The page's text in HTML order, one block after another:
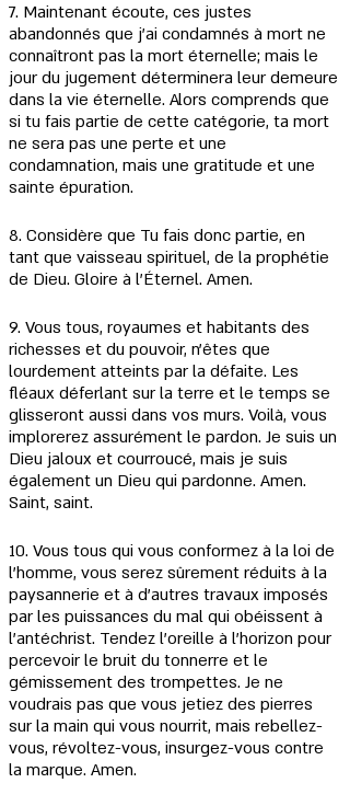
7. Maintenant écoute, ces justes
abandonnés que j'ai condamnés à mort ne
connaîtront pas la mort éternelle; mais le
jour du jugement déterminera leur demeure
dans la vie éternelle. Alors comprends que
si tu fais partie de cette catégorie, ta mort
ne sera pas une perte et une
condamnation, mais une gratitude et une
sainte épuration.
8. Considère que Tu fais donc partie, en
tant que vaisseau spirituel, de la prophétie
de Dieu. Gloire à l'Éternel. Amen.
9. Vous tous, royaumes et habitants des
richesses et du pouvoir, n'êtes que
lourdement atteints par la défaite. Les
fléaux déferlant sur la terre et le temps se
glisseront aussi dans vos murs. Voilà, vous
implorerez assurément le pardon. Je suis un
Dieu jaloux et courroucé, mais je suis
également un Dieu qui pardonne. Amen.
Saint, saint.
10. Vous tous qui vous conformez à la loi de
l'homme, vous serez sûrement réduits à la
paysannerie et à d'autres travaux imposés
par les puissances du mal qui obéissent à
l'antéchrist. Tendez l'oreille à l'horizon pour
percevoir le bruit du tonnerre et le
gémissement des trompettes. Je ne
voudrais pas que vous jetiez des pierres
sur la main qui vous nourrit, mais rebellez-
vous, révoltez-vous, insurgez-vous contre
la marque. Amen.